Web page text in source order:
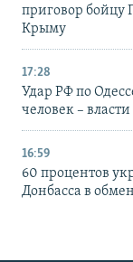
приговор бойцу
Крыму
17:28
Удар РФ по
человек – власти
16:59
60 процентов
Донбасса в